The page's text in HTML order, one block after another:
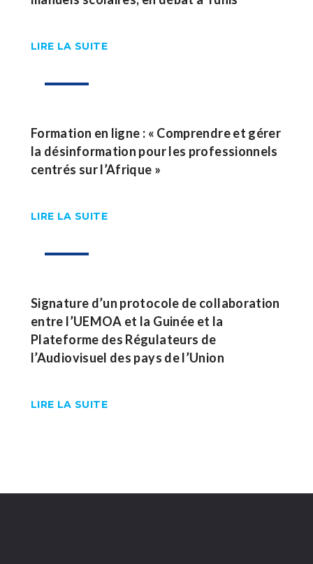
LIRE LA SUITE
27
Formation en ligne : « Comprendre et gérer
la désinformation pour les professionnels
centrés sur l’Afrique »
LIRE LA SUITE
26
Signature d’un protocole de collaboration
entre l’UEMOA et la Guinée et la
Plateforme des Régulateurs de
l’Audiovisuel des pays de l’Union
LIRE LA SUITE